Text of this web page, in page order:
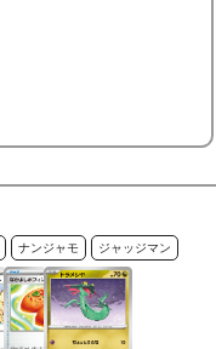
ナンジャモ ジャッジマン